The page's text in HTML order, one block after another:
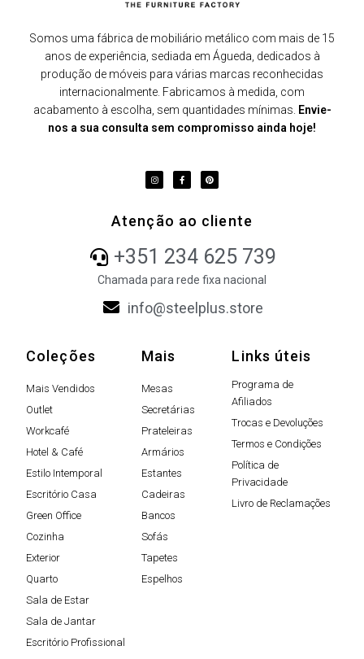
Somos uma fábrica de mobiliário metálico com mais de 15
anos de experiência, sediada em Águeda, dedicados à
produção de móveis para várias marcas reconhecidas
internacionalmente. Fabricamos à medida, com
acabamento à escolha, sem quantidades mínimas. Envie-
nos a sua consulta sem compromisso ainda hoje!
Atenção ao cliente
+351 234 625 739
Chamada para rede fixa nacional
info@steelplus.store
Coleções
Mais Vendidos
Outlet
Workcafé
Hotel & Café
Estilo Intemporal
Escritório Casa
Green Office
Cozinha
Exterior
Quarto
Sala de Estar
Sala de Jantar
Escritório Profissional
Mais
Mesas
Secretárias
Prateleiras
Armários
Estantes
Cadeiras
Bancos
Sofás
Tapetes
Espelhos
Links úteis
Programa de
Afiliados
Trocas e Devoluções
Termos e Condições
Política de
Privacidade
Livro de Reclamações